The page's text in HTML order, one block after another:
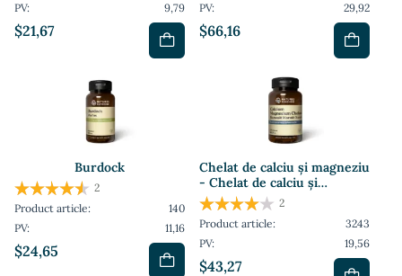
$21,67
PV:
9,79
$66,16
PV:
29,92
Burdock
$24,65
2
Product article:
140
PV:
11,16
Chelat de calciu și magneziu
- Chelat de calciu și
magneziu
$43,27
2
Product article:
3243
PV:
19,56